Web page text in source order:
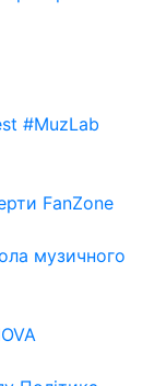
#MuzLab
FanZone
музичного